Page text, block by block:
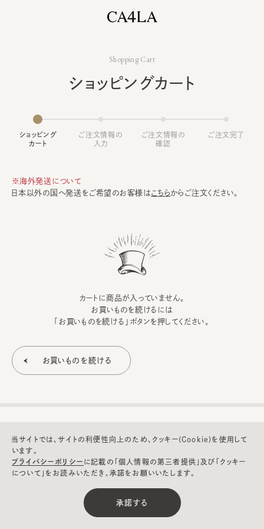
Shopping Cart
ショッピングカート
ショッピング
カート
ご注文情報の
入力
ご注文情報の
確認
ご注文完了
※海外発送について
日本以外の国へ発送をご希望のお客様はこちらからご注文ください。
カートに商品が入っていません。
お買いものを続けるには
「お買いものを続ける」ボタンを押してください。
©CA4LA INC. All Rights Reserved.
当サイトでは、サイトの利便性向上のため、クッキー(Cookie)を使用して
います。
プライバシーポリシー に記載の「個人情報の第三者提供」及び「クッキー
について」をお読みいただき、承諾をお願いいたします。
承諾する